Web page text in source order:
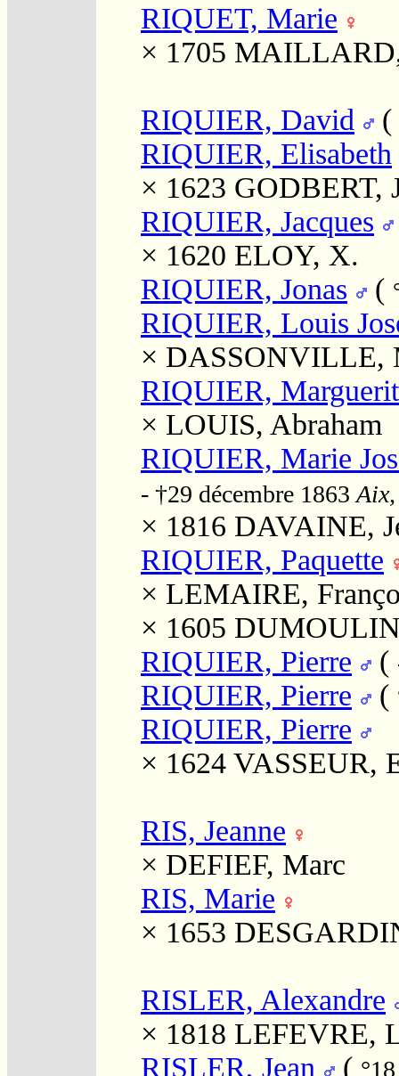
RIQUET, Marie
× 1705
RIQUIER, David
(
RIQUIER, Elisabeth
× 1623 GODBERT,
RIQUIER, Jacques
× 1620 ELOY, X.
RIQUIER, Jonas
(
RIQUIER, Louis
× DASSONVILLE,
RIQUIER,
× LOUIS, Abraham
RIQUIER, Marie
- †29 décembre 1863
× 1816 DAVAINE,
RIQUIER, Paquette
× LEMAIRE,
× 1605
RIQUIER, Pierre
(
RIQUIER, Pierre (
RIQUIER, Pierre
× 1624 VASSEUR,
RIS, Jeanne
× DEFIEF, Marc
RIS, Marie
× 1653
RISLER, Alexandre
× 1818 LEFEVRE,
RISLER, Jean
(